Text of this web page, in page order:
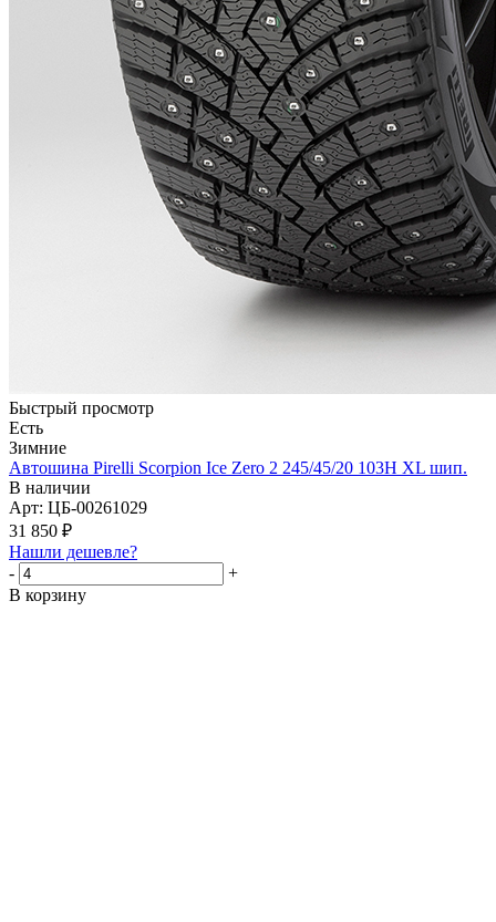
Быстрый просмотр
Есть
Зимние
Автошина Pirelli Scorpion Ice Zero 2 245/45/20 103H XL шип.
В наличии
Арт: ЦБ-00261029
31 850 ₽
Нашли дешевле?
-
+
В корзину